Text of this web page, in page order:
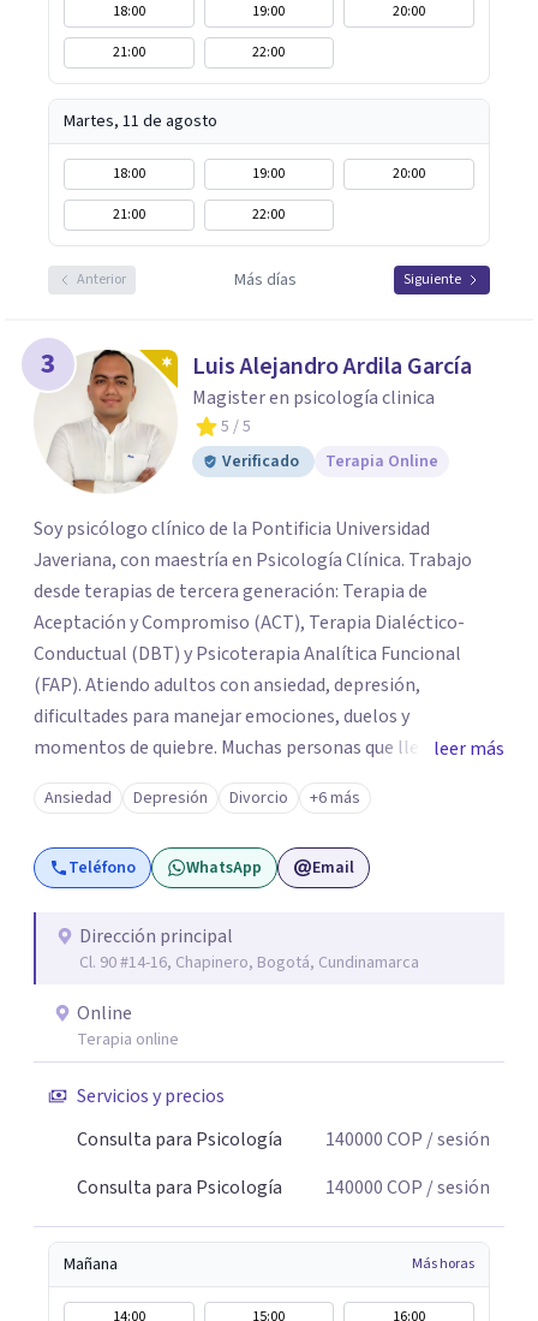
18:00 19:00
20:00
21:00
22:00
Martes, 11 de agosto
18:00 19:00
20:00
21:00
22:00
Anterior Más días Siguiente
3 Luis Alejandro Ardila García
Magister en psicología clinica
5 / 5
Verificado
Terapia Online
Soy psicólogo clínico de la Pontificia Universidad
Javeriana, con maestría en Psicología Clínica. Trabajo
desde terapias de tercera generación: Terapia de
Aceptación y Compromiso (ACT), Terapia Dialéctico-
Conductual (DBT) y Psicoterapia Analítica Funcional
(FAP). Atiendo adultos con ansiedad, depresión,
dificultades para manejar emociones, duelos y
momentos de quiebre. Muchas personas que llegan a
consulta no solo cargan con un síntoma: sienten que sus
propias reacciones emocionales les complican más la
vida. Desde ahí trabajamos. No busco eliminar el
malestar a la fuerza. Prefiero entender qué lo sostiene y
forma presencial y también online.
leer más
Ansiedad Depresión Divorcio +6 más
Teléfono WhatsApp Email
Dirección principal
Cl. 90 #14-16, Chapinero, Bogotá, Cundinamarca
Online
Terapia online
Servicios y precios
Consulta para Psicología
140000COP / sesión
Consulta para Psicología
140000COP / sesión
Mañana Más horas
14:00 15:00 16:00